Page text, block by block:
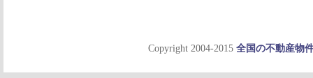
Copyright 2004-2015 全国の不動産物